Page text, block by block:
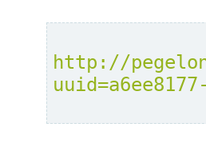
http://